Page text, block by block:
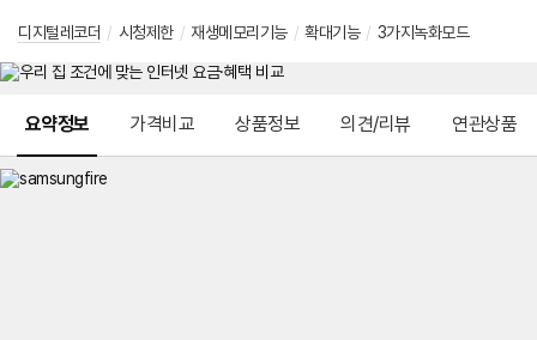
디지털레코더 / 시청제한 / 재생메모리기능 / 확대기능 / 3가지녹화모드
요약정보 가격비교 상품정보 의견/리뷰 연관상품